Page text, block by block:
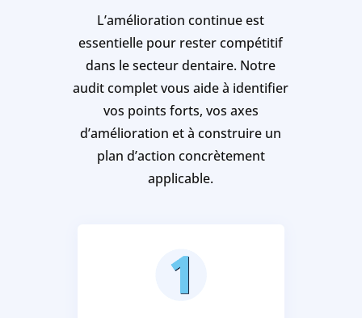
L’amélioration continue est
essentielle pour rester compétitif
dans le secteur dentaire. Notre
audit complet vous aide à identifier
vos points forts, vos axes
d’amélioration et à construire un
plan d’action concrètement
applicable.